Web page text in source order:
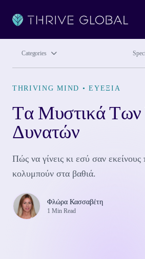
Categories
THRIVING MIND •ΕΥΕΞΊΑ
Tα Μυστικά Των
Δυνατών
Πώς να γίνεις κι εσύ σαν
κολυμπούν στα βαθιά.
Φλώρα Κασσαβέτη
1 Min Read